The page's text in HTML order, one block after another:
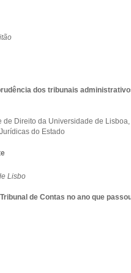
dos tribunais
de Direito da Universidade de
do Estado
Lisbo
de Contas no ano que